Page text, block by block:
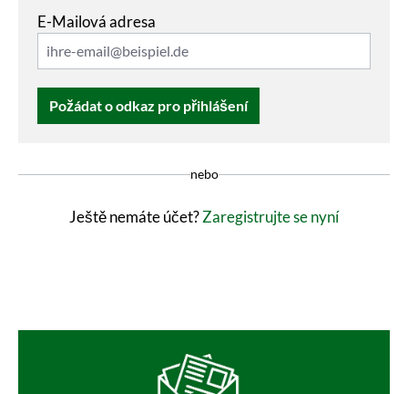
E-Mailová adresa
Požádat o odkaz pro přihlášení
nebo
Ještě nemáte účet?Zaregistrujte se nyní